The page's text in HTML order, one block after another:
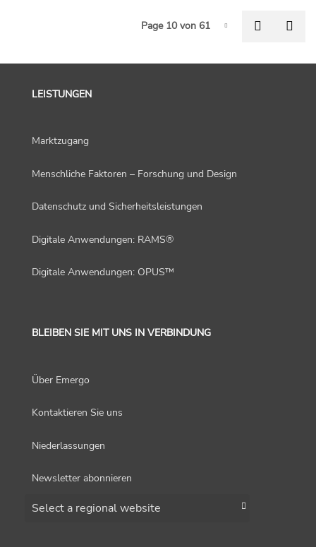
Page-10
Page 10 von 61
LEISTUNGEN
Marktzugang
Menschliche Faktoren – Forschung und Design
Datenschutz und Sicherheitsleistungen
Digitale Anwendungen: RAMS®
Digitale Anwendungen: OPUS™
BLEIBEN SIE MIT UNS IN VERBINDUNG
Über Emergo
Kontaktieren Sie uns
Niederlassungen
Newsletter abonnieren